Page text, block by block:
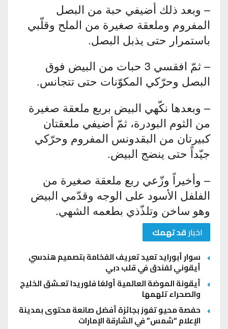
– وبعد ذلك أضيفي حبة من البصل
المفروم وملعقة صغيرة من الملح وقلّبي
باستمرار حتى يذبل البصل.
– ثمّ افقسي 3 حبات من البيض فوق
البصل وحرّكي المكوّنات حتى تتجانس.
– وبعدها نكّهي البيض بربع ملعقة صغيرة
من الثوم البودرة، ثمّ أضيفي ملعقتان
كبيرتان من البقدونس المفروم وحرّكي
جيّداً حتى ينضج البيض.
– وأخيراً وزّعي ربع ملعقة صغيرة من
الفلفل الأسود على الوجه وقدّمي البيض
وهو ساخن وتلذّذي بطعمه الشهي.
اخبارقد تهمك
سوار أبورايد تعيد تعريف الفخامة بتصميم هندسي
أيقوني لفندق في قلب دبي
أيقونة الموضة العالمية أولغا فلوريدا تعـشق الخليج
والصحراء تلهمها
حفصة محيو تفوز بجائزة أفضل صانعة محتوى بمدينة
الإعلام “شمس” في الشارقة الإمارات